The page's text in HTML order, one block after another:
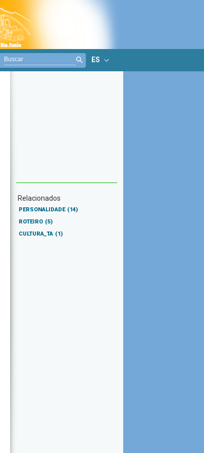
ES
Relacionados
PERSONALIDADE (14)
ROTEIRO (5)
CULTURA_TA (1)